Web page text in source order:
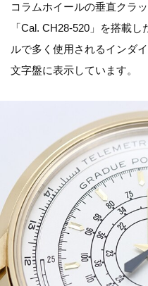
コラムホイールの垂直クラ
「Cal. CH28-520」を搭載
ルで多く使用されるインダ
文字盤に表示しています。